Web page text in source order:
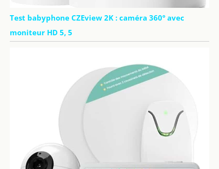
Test babyphone CZEview 2K : caméra 360° avec
moniteur HD 5, 5